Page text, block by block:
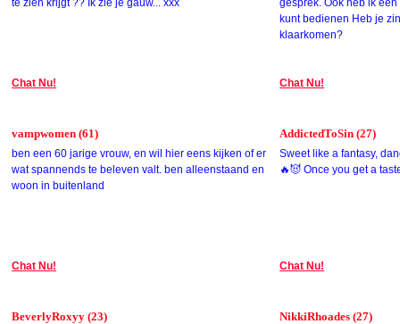
te zien krijgt ?? Ik zie je gauw... xxx
Chat Nu!
gesprek. Ook heb ik
kunt bedienen Heb je
klaarkomen?
Chat Nu!
vampwomen (61)
ben een 60 jarige vrouw, en wil hier eens kijken of er
wat spannends te beleven valt. ben alleenstaand en
woon in buitenland
Chat Nu!
AddictedToSin (27)
Sweet like a fantasy,
🔥😈 Once you get a
Chat Nu!
BeverlyRoxyy (23) NikkiRhoades (27)